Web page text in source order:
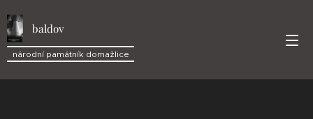
baldov
národní památník domažlice